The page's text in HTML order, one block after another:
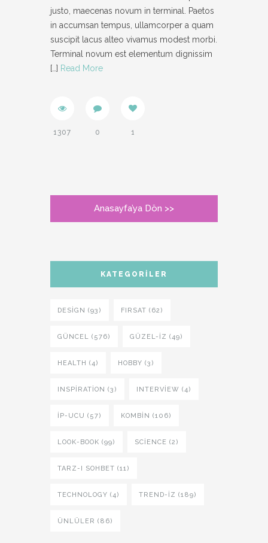
justo, maecenas novum in terminal. Paetos
in accumsan tempus, ullamcorper a quam
suscipit lacus alteo vivamus modest morbi.
Terminal novum est elementum dignissim
[…] Read More
1307 0 1
Anasayfa’ya Dön >>
KATEGORILER
DESIGN (93) FIRSAT (62)
GÜNCEL (576) GÜZEL-IZ (49)
HEALTH (4) HOBBY (3)
INSPIRATION (3) INTERVIEW (4)
İP-UCU (57) KOMBIN (106)
LOOK-BOOK (99) SCIENCE (2)
TARZ-I SOHBET (11)
TECHNOLOGY (4) TREND-IZ (189)
ÜNLÜLER (86)